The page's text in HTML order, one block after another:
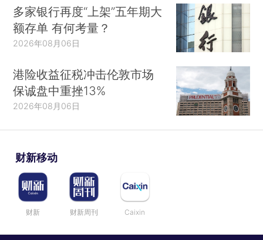
多家银行再度“上架”五年期大
额存单 有何考量？
2026年08月06日
港险收益征税冲击伦敦市场
保诚盘中重挫13%
2026年08月06日
财新移动
财新 财新周刊 Caixin